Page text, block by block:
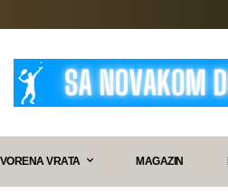
VRATA MAGAZIN